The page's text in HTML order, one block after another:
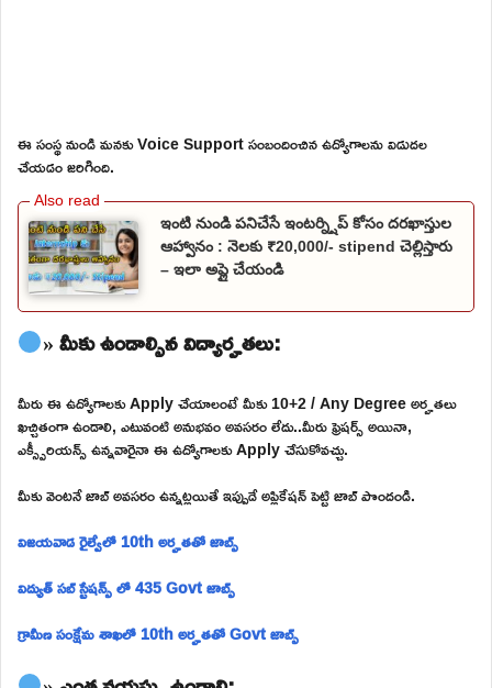
ఈ సంస్థ నుండి మనకు Voice Support సంబందించిన ఉద్యోగాలను విడుదల
చేయడం జరిగింది.
ఇంటి నుండి పనిచేసే ఇంటర్న్షిప్ కోసం దరఖాస్తుల
ఆహ్వానం : నెలకు ₹20,000/- stipend చెల్లిస్తారు
– ఇలా అప్లై చేయండి
» మీకు ఉండాల్సిన విద్యార్హతలు:
మీరు ఈ ఉద్యోగాలకు Apply చేయాలంటే మీకు 10+2 / Any Degree అర్హతలు
ఖచ్చితంగా ఉండాలి, ఎటువంటి అనుభవం అవసరం లేదు..మీరు ఫ్రెషర్స్ అయినా,
ఎక్స్పీరియన్స్ ఉన్నవారైనా ఈ ఉద్యోగాలకు Apply చేసుకోవచ్చు.
మీకు వెంటనే జాబ్ అవసరం ఉన్నట్లయితే ఇప్పుడే అప్లికేషన్ పెట్టి జాబ్ పొందండి.
విజయవాడ రైల్వేలో 10th అర్హతతో జాబ్స్
విద్యుత్ సబ్ స్టేషన్స్ లో 435 Govt జాబ్స్
గ్రామీణ సంక్షేమ శాఖలో 10th అర్హతతో Govt జాబ్స్